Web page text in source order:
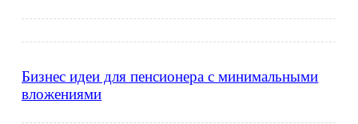
Бизнес идеи для пенсионера с минимальными
вложениями